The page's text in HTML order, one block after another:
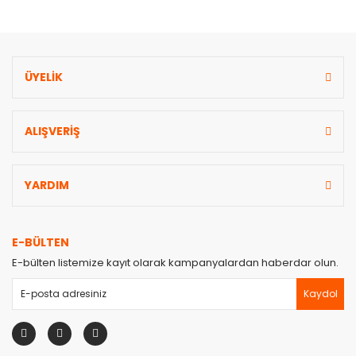
ÜYELİK
ALIŞVERİŞ
YARDIM
E-BÜLTEN
E-bülten listemize kayıt olarak kampanyalardan haberdar olun.
Kaydol